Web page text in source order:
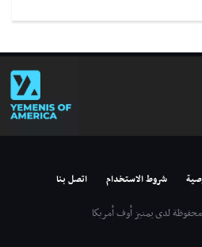
شروط الاستخدام اتصل بنا
لدى يمنيز أوف أمريكا